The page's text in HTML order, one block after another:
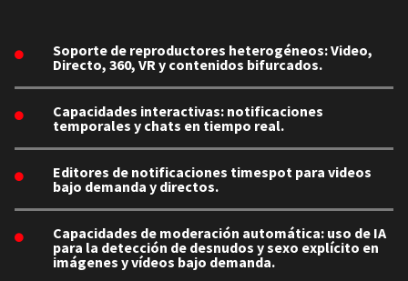
Soporte de reproductores heterogéneos: Video,
Directo, 360, VR y contenidos bifurcados.
Capacidades interactivas: notificaciones
temporales y chats en tiempo real.
Editores de notificaciones timespot para videos
bajo demanda y directos.
Capacidades de moderación automática: uso de IA
para la detección de desnudos y sexo explícito en
imágenes y vídeos bajo demanda.